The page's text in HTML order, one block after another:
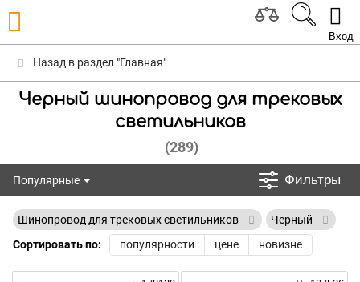
Вход
Назад в раздел "Главная"
Черный шинопровод для трековых
светильников
(289)
Популярные
Популярные Фильтры
Шинопровод для трековых светильников
Черный
Сортировать по:
популярности цене новизне